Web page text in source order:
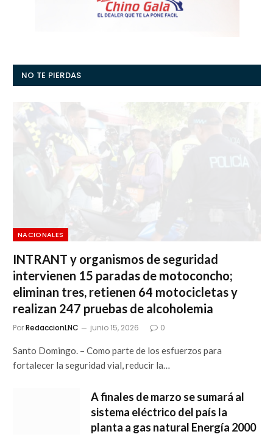
NO TE PIERDAS
NACIONALES
INTRANT y organismos de seguridad
intervienen 15 paradas de motoconcho;
eliminan tres, retienen 64 motocicletas y
realizan 247 pruebas de alcoholemia
PorRedaccionLNC junio 15, 2026 0
Santo Domingo. – Como parte de los esfuerzos para
fortalecer la seguridad vial, reducir la…
A finales de marzo se sumará al
sistema eléctrico del país la
planta a gas natural Energía 2000